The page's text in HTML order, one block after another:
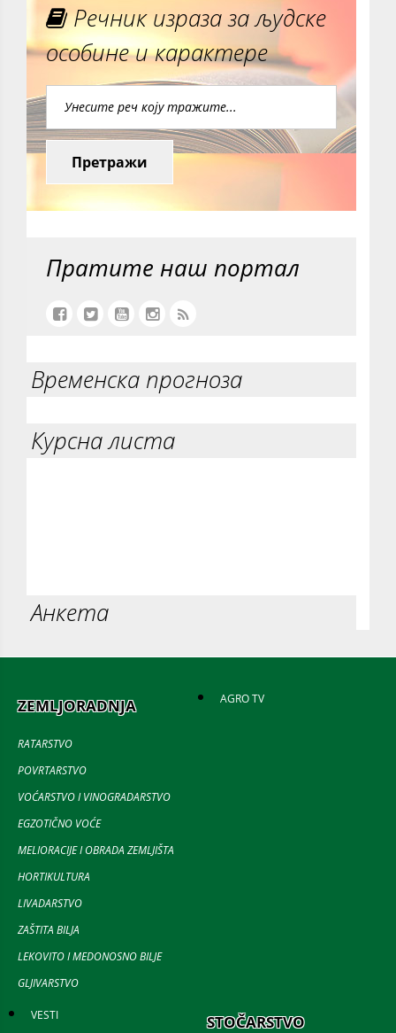
Речник израза за људске
особине и карактере
Претражи
Пратите наш портал
Временска прогноза
Курсна листа
Анкета
ZEMLJORADNJA
RATARSTVO
POVRTARSTVO
VOĆARSTVO I VINOGRADARSTVO
EGZOTIČNO VOĆE
MELIORACIJE I OBRADA ZEMLJIŠTA
HORTIKULTURA
LIVADARSTVO
ZAŠTITA BILJA
LEKOVITO I MEDONOSNO BILJE
GLJIVARSTVO
AGRO TV
VESTI STOČARSTVO